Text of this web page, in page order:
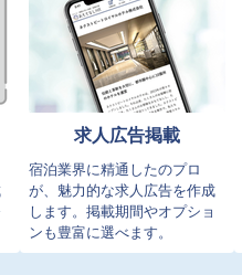
求人広告掲載
宿泊業界に精通したのプロ
が、魅力的な求人広告を作成
します。掲載期間やオプショ
ンも豊富に選べます。